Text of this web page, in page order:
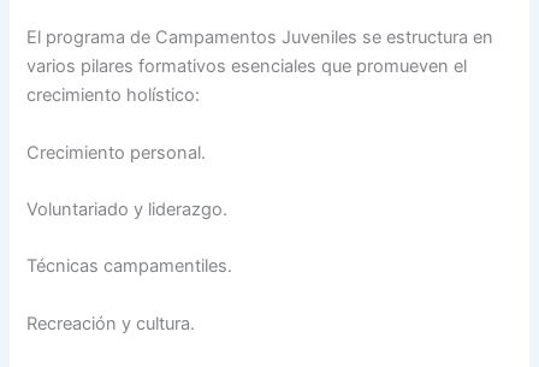
El programa de Campamentos Juveniles se estructura en
varios pilares formativos esenciales que promueven el
crecimiento holístico:
Crecimiento personal.
Voluntariado y liderazgo.
Técnicas campamentiles.
Recreación y cultura.